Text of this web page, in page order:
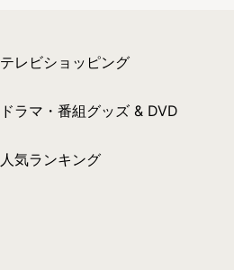
テレビショッピング
ドラマ・番組グッズ & DVD
人気ランキング